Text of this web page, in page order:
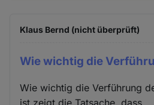
Klaus Bernd (nicht überprüft)
Wie wichtig die
Wie wichtig die Verführung